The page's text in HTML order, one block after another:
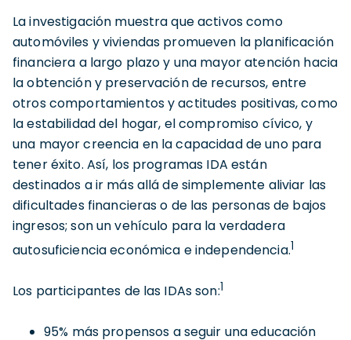
La investigación muestra que activos como
automóviles y viviendas promueven la planificación
financiera a largo plazo y una mayor atención hacia
la obtención y preservación de recursos, entre
otros comportamientos y actitudes positivas, como
la estabilidad del hogar, el compromiso cívico, y
una mayor creencia en la capacidad de uno para
tener éxito. Así, los programas IDA están
destinados a ir más allá de simplemente aliviar las
dificultades financieras o de las personas de bajos
ingresos; son un vehículo para la verdadera
autosuficiencia económica e independencia.1
Los participantes de las IDAs son:1
95% más propensos a seguir una educación